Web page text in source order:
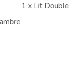
1 x Lit Double